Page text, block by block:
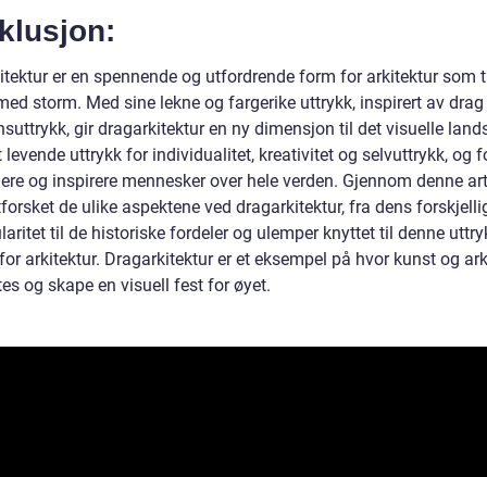
er en spennende og utfordrende form for arkitektur som
storm. Med sine lekne og fargerike uttrykk, inspirert av
gir dragarkitektur en ny dimensjon til det visuelle
levende uttrykk for individualitet, kreativitet og selvuttrykk, og
og inspirere mennesker over hele verden. Gjennom denne
de ulike aspektene ved dragarkitektur, fra dens
til de historiske fordeler og ulemper knyttet til denne
arkitektur. Dragarkitektur er et eksempel på hvor kunst og
og skape en visuell fest for øyet.